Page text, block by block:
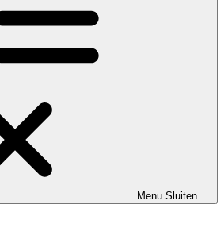
Menu Sluiten